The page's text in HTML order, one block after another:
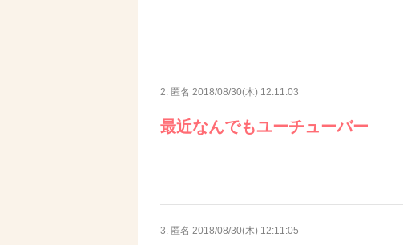
2. 匿名 2018/08/30(木) 12:11:03
最近なんでもユーチューバー
3. 匿名 2018/08/30(木) 12:11:05